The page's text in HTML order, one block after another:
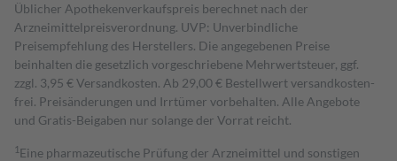
Üblicher Apothekenverkaufspreis berechnet nach der
Arzneimittelpreisverordnung. UVP: Unverbindliche
Preisempfehlung des Herstellers. Die angegebenen Preise
beinhalten die gesetzlich vorgeschriebene Mehrwertsteuer, ggf.
zzgl. 3,95 € Versandkosten. Ab 29,00 € Bestell­wert versand­kosten­
frei. Preisänderungen und Irrtümer vorbehalten. Alle Angebote
und Gratis-Beigaben nur solange der Vorrat reicht.
1 Eine pharmazeutische Prüfung der Arzneimittel und sonstigen